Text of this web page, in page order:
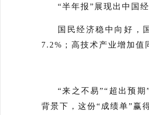
“半年报”展现出中国
国民经济稳中向好，
7.2%；高技术产业增加
“来之不易”“超出预
背景下，这份“成绩单”赢